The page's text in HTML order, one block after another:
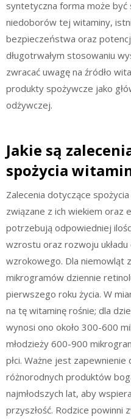
syntetyczna forma może być
niedoborów tej witaminy,
bezpieczeństwa oraz
długotrwałym stosowaniu
zwracać uwagę na źródło
produkty spożywcze jako
odżywczej.
Jakie są
spożycia
Zalecenia dotyczące
związane z ich wiekiem oraz
potrzebują odpowiedniej
wzrostu oraz rozwoju
wzrokowego. Dla niemowląt
mikrogramów dziennie
pierwszego roku życia. W
na tę witaminę rośnie; dla
wynosi ono około 300-600
młodzieży 600-900
płci. Ważne jest
różnorodnych produktów
najmłodszych lat, aby
przyszłość. Rodzice powinni